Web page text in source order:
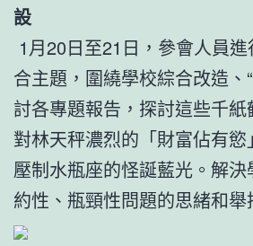
設
1月20日至21日，參會人員
合主題，圍繞學校綜合改造、
討各專題報告，探討這些千
對林天秤濃烈的「財富佔有
壓制水瓶座的怪誕藍光。解
約性、瓶頸性問題的思緒和舉